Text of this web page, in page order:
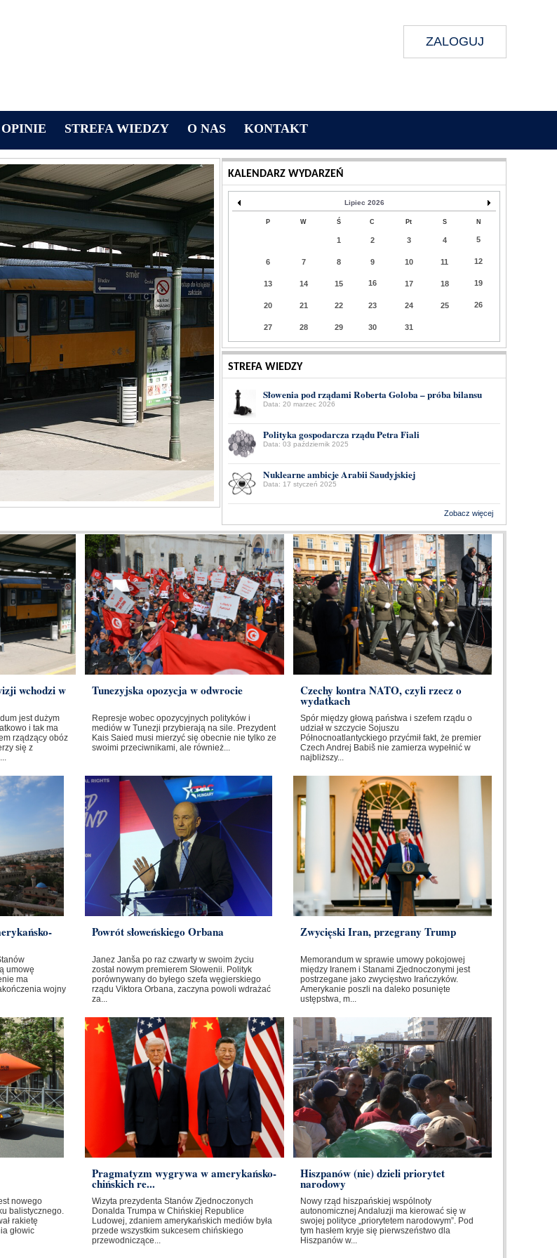
ZALOGUJ
OPINIE STREFA WIEDZY O NAS KONTAKT
KALENDARZ WYDARZEŃ
Lipiec 2026
P W Ś C Pt S N
1 2 3 4 5
6 7 8 9 10 11 12
13 14 15 16 17 18 19
20 21 22 23 24 25 26
27 28 29 30 31
STREFA WIEDZY
Słowenia pod rządami Roberta Goloba – próba bilansu
Data: 20 marzec 2026
Polityka gospodarcza rządu Petra Fiali
Data: 03 październik 2025
Nuklearne ambicje Arabii Saudyjskiej
Data: 17 styczeń 2025
Zobacz więcej
Wykonanie:Delta Interactive
wchodzi w
jest dużym
i tak ma
rządzący obóz
się z
Tunezyjska opozycja w odwrocie
Represje wobec opozycyjnych polityków i
mediów w Tunezji przybierają na sile. Prezydent
Kais Saied musi mierzyć się obecnie nie tylko ze
swoimi przeciwnikami, ale również...
Czechy kontra NATO, czyli rzecz o
wydatkach
Spór między głową państwa i szefem rządu o
udział w szczycie Sojuszu
Północnoatlantyckiego przyćmił fakt, że premier
Czech Andrej Babiš nie zamierza wypełnić w
najbliższy...
umowę
ma
wojny
Powrót słoweńskiego Orbana
Janez Janša po raz czwarty w swoim życiu
został nowym premierem Słowenii. Polityk
porównywany do byłego szefa węgierskiego
rządu Viktora Orbana, zaczyna powoli wdrażać
za...
Zwycięski Iran, przegrany Trump
Memorandum w sprawie umowy pokojowej
między Iranem i Stanami Zjednoczonymi jest
postrzegane jako zwycięstwo Irańczyków.
Amerykanie poszli na daleko posunięte
ustępstwa, m...
nowego
balistycznego.
rakietę
głowic
Pragmatyzm wygrywa w amerykańsko-
chińskich re...
Wizyta prezydenta Stanów Zjednoczonych
Donalda Trumpa w Chińskiej Republice
Ludowej, zdaniem amerykańskich mediów była
przede wszystkim sukcesem chińskiego
przewodniczące...
Hiszpanów (nie) dzieli priorytet
narodowy
Nowy rząd hiszpańskiej wspólnoty
autonomicznej Andaluzji ma kierować się w
swojej polityce „priorytetem narodowym”. Pod
tym hasłem kryje się pierwszeństwo dla
Hiszpanów w...